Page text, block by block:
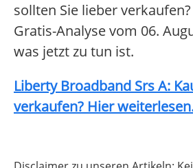
sollten Sie lieber
Gratis-Analyse vom 06.
was jetzt zu tun ist.
Liberty Broadband Srs A:
verkaufen? Hier